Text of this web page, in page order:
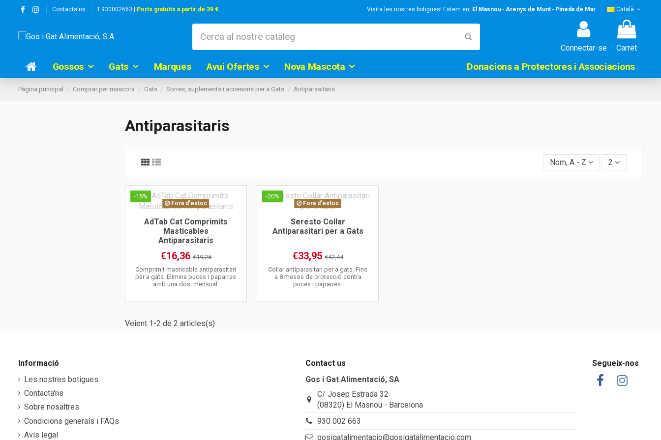
Contacta'ns T.930002663 | Ports gratuïts a partir de 39 € Visita les nostres botigues! Estem en: El Masnou- Arenys de Munt- Pineda de Mar Català
Connectar-se Carret
Gossos Gats Marques Avui Ofertes Nova Mascota Donacions a Protectores i Associacions
Pàgina principal Comprar per mascota Gats Sorres, suplements i accesoris per a Gats Antiparasitaris
Antiparasitaris
Nom, A - Z 2
-15%
Fora d'estoc
AdTab Cat Comprimits
Masticables
Antiparasitaris
€16,36€19,25
Comprimit masticable antiparasitari
per a gats. Elimina puces i paparres
amb una dosi mensual.
-20%
Fora d'estoc
Seresto Collar
Antiparasitari per a Gats
€33,95€42,44
Collar antiparasitari per a gats. Fins
a 8 mesos de protecció contra
puces i paparres.
Veient 1-2 de 2 articles(s)
Informació
Les nostres botigues
Contacta'ns
Sobre nosaltres
Condicions generals i FAQs
Avís legal
Contact us
Gos i Gat Alimentació, SA
C/ Josep Estrada 32
(08320) El Masnou - Barcelona
930 002 663
gosigatalimentacio@gosigatalimentacio.com
Segueix-nos